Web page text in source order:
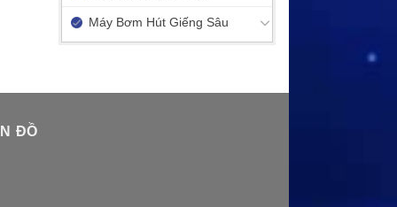
Máy Bơm Hút Giếng Sâu
ĐỒ